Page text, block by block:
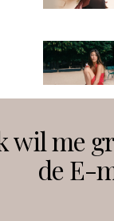
Volg ons
wil me
de E-